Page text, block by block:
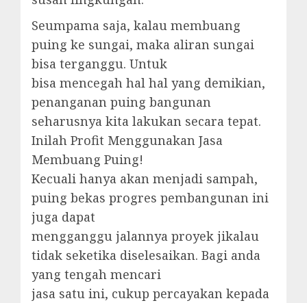
Seumpama saja, kalau membuang
puing ke sungai, maka aliran sungai
bisa terganggu. Untuk
bisa mencegah hal hal yang demikian,
penanganan puing bangunan
seharusnya kita lakukan secara tepat.
Inilah Profit Menggunakan Jasa
Membuang Puing!
Kecuali hanya akan menjadi sampah,
puing bekas progres pembangunan ini
juga dapat
mengganggu jalannya proyek jikalau
tidak seketika diselesaikan. Bagi anda
yang tengah mencari
jasa satu ini, cukup percayakan kepada